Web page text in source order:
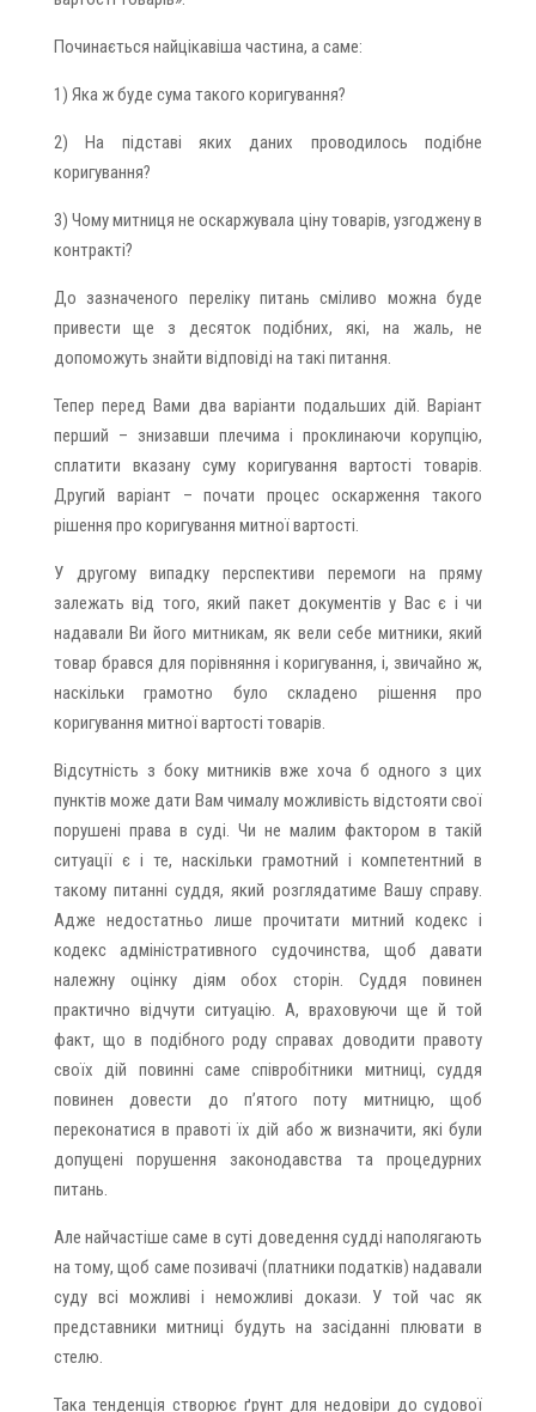
Починається найцікавіша частина, а саме:
1) Яка ж буде сума такого коригування?
2) На підставі яких даних проводилось подібне
коригування?
3) Чому митниця не оскаржувала ціну товарів, узгоджену в
контракті?
До зазначеного переліку питань сміливо можна буде
привести ще з десяток подібних, які, на жаль, не
допоможуть знайти відповіді на такі питання.
Тепер перед Вами два варіанти подальших дій. Варіант
перший – знизавши плечима і проклинаючи корупцію,
сплатити вказану суму коригування вартості товарів.
Другий варіант – почати процес оскарження такого
рішення про коригування митної вартості.
У другому випадку перспективи перемоги на пряму
залежать від того, який пакет документів у Вас є і чи
надавали Ви його митникам, як вели себе митники, який
товар брався для порівняння і коригування, і, звичайно ж,
наскільки грамотно було складено рішення про
коригування митної вартості товарів.
Відсутність з боку митників вже хоча б одного з цих
пунктів може дати Вам чималу можливість відстояти свої
порушені права в суді. Чи не малим фактором в такій
ситуації є і те, наскільки грамотний і компетентний в
такому питанні суддя, який розглядатиме Вашу справу.
Адже недостатньо лише прочитати митний кодекс і
кодекс адміністративного судочинства, щоб давати
належну оцінку діям обох сторін. Суддя повинен
практично відчути ситуацію. А, враховуючи ще й той
факт, що в подібного роду справах доводити правоту
своїх дій повинні саме співробітники митниці, суддя
повинен довести до п’ятого поту митницю, щоб
переконатися в правоті їх дій або ж визначити, які були
допущені порушення законодавства та процедурних
питань.
Але найчастіше саме в суті доведення судді наполягають
на тому, щоб саме позивачі (платники податків) надавали
суду всі можливі і неможливі докази. У той час як
представники митниці будуть на засіданні плювати в
стелю.
Така тенденція створює ґрунт для недовіри до судової